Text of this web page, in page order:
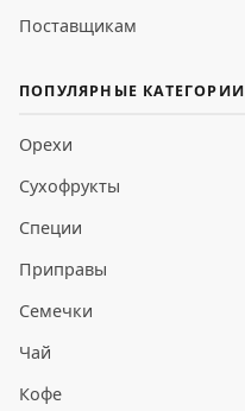
Поставщикам
ПОПУЛЯРНЫЕ КАТЕГОРИИ
Орехи
Сухофрукты
Специи
Приправы
Семечки
Чай
Кофе